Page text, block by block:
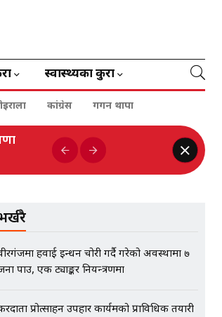
स्वास्थ्यका कुरा
कांग्रेस गगन थापा
हवाई इन्धन चोरी गर्दै गरेको अवस्थामा ७
पक्राउ, एक ट्याङ्कर नियन्त्रणमा
प्रोत्साहन उपहार कार्यक्रमको प्राविधिक तयारी